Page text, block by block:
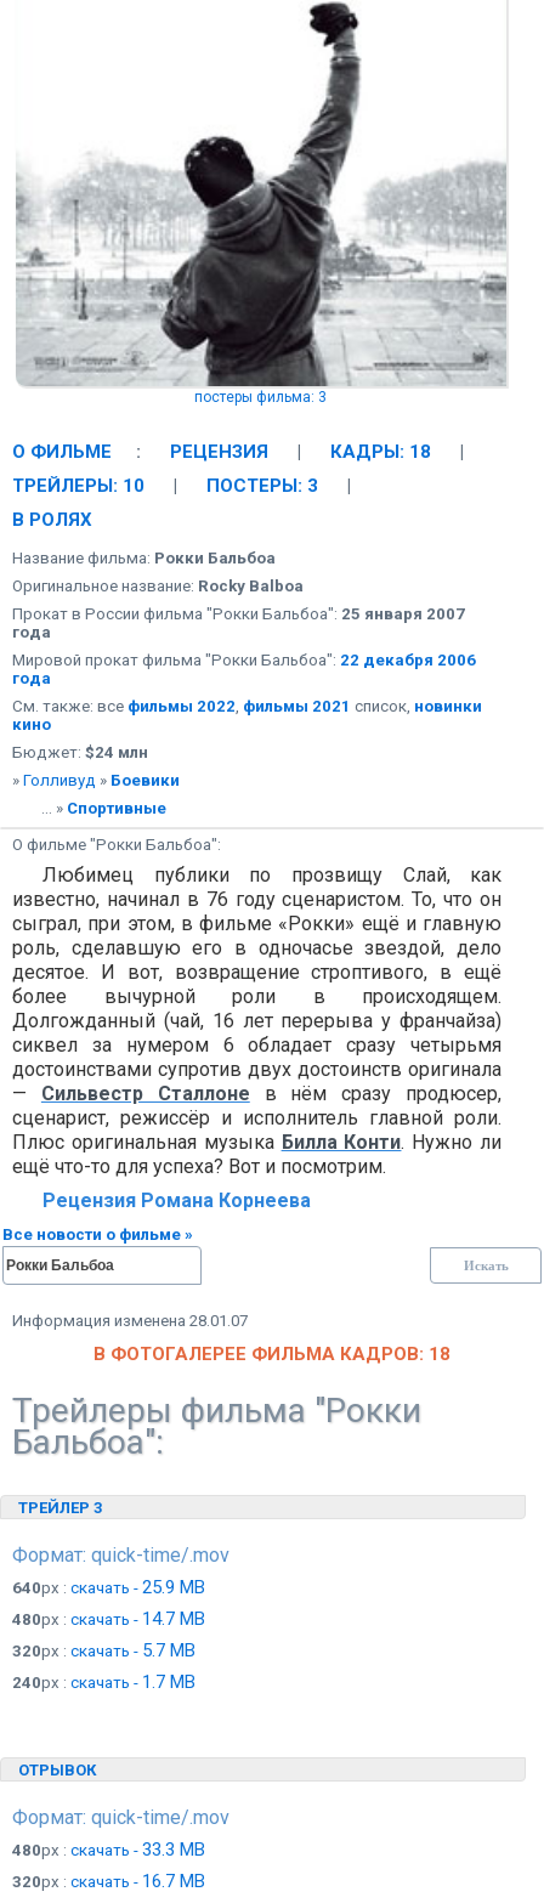
постеры фильма: 3
О ФИЛЬМЕ : РЕЦЕНЗИЯ КАДРЫ: 18
ТРЕЙЛЕРЫ: 10
ПОСТЕРЫ: 3
В РОЛЯХ
Название фильма: Рокки Бальбоа
Оригинальное название: Rocky Balboa
Прокат в России фильма "Рокки Бальбоа": 25 января 2007
года
Мировой прокат фильма "Рокки Бальбоа": 22 декабря 2006
года
См. также: все фильмы 2022, фильмы 2021 список, новинки
кино
Бюджет: $24 млн
» Голливуд » Боевики
... » Спортивные
О фильме "Рокки Бальбоа":
Любимец публики по прозвищу Слай, как
известно, начинал в 76 году сценаристом. То, что он
сыграл, при этом, в фильме «Рокки» ещё и главную
роль, сделавшую его в одночасье звездой, дело
десятое. И вот, возвращение строптивого, в ещё
более вычурной роли в происходящем.
Долгожданный (чай, 16 лет перерыва у франчайза)
сиквел за нумером 6 обладает сразу четырьмя
достоинствами супротив двух достоинств оригинала
— Сильвестр Сталлоне в нём сразу продюсер,
сценарист, режиссёр и исполнитель главной роли.
Плюс оригинальная музыка Билла Конти. Нужно ли
ещё что-то для успеха? Вот и посмотрим.
Рецензия Романа Корнеева
Все новости о фильме »
Информация изменена 28.01.07
В ФОТОГАЛЕРЕЕ ФИЛЬМА КАДРОВ: 18
Трейлеры фильма "Рокки
Бальбоа":
ТРЕЙЛЕР 3
Формат: quick-time/.mov
640px : скачать - 25.9 MB
480px : скачать - 14.7 MB
320px : скачать - 5.7 MB
240px : скачать - 1.7 MB
ОТРЫВОК
Формат: quick-time/.mov
480px : скачать - 33.3 MB
320px : скачать - 16.7 MB